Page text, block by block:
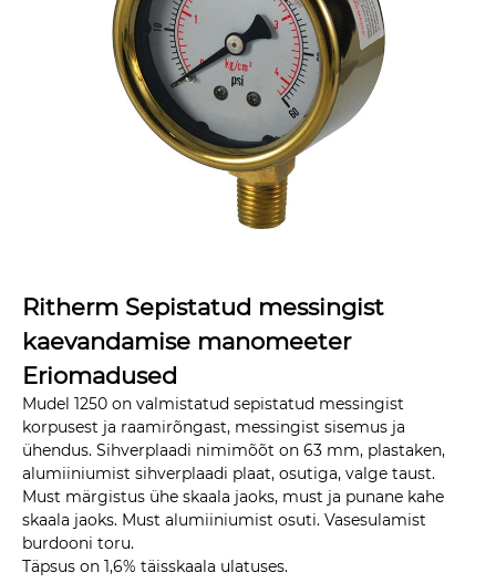
Ritherm Sepistatud messingist
kaevandamise manomeeter
Eriomadused
Mudel 1250 on valmistatud sepistatud messingist
korpusest ja raamirõngast, messingist sisemus ja
ühendus. Sihverplaadi nimimõõt on 63 mm, plastaken,
alumiiniumist sihverplaadi plaat, osutiga, valge taust.
Must märgistus ühe skaala jaoks, must ja punane kahe
skaala jaoks. Must alumiiniumist osuti. Vasesulamist
burdooni toru.
Täpsus on 1,6% täisskaala ulatuses.